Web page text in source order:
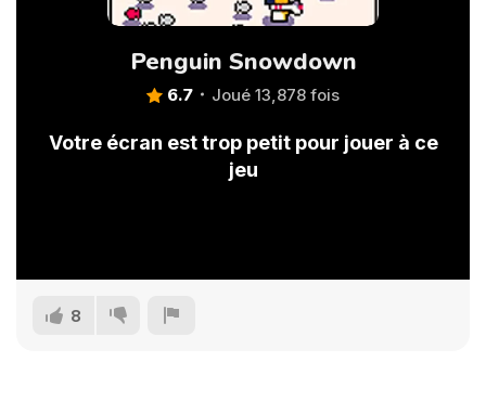
Penguin Snowdown
6.7 Joué 13,878 fois
Votre écran est trop petit pour jouer à ce
jeu
8